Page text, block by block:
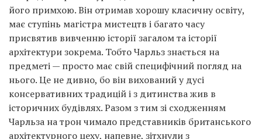
його примхою. Він отримав хорошу класичну освіту,
має ступінь магістра мистецтв і багато часу
присвятив вивченню історії загалом та історії
архітектури зокрема. Тобто Чарльз знається на
предметі — просто має свій специфічний погляд на
нього. Це не дивно, бо він вихований у дусі
консервативних традицій і з дитинства жив в
історичних будівлях. Разом з тим зі сходженням
Чарльза на трон чимало представників британського
архітектурного цеху, напевне, зітхнули з